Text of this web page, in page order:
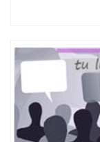
文凭、假文凭
理、仿制学位
证认证、留服
回国人员证明
位认证、留学
凭学历、美国
学历、新西兰